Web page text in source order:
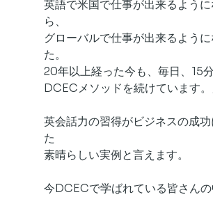
英語で米国で仕事が出来るよう
ら、
グローバルで仕事が出来るよう
た。
20年以上経った今も、毎日、15
DCECメソッドを続けています。
英会話力の習得がビジネスの成
た
素晴らしい実例と言えます。
今DCECで学ばれている皆さん